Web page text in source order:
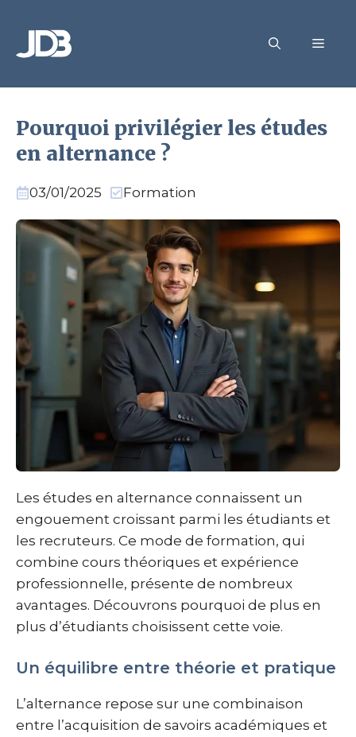
contenu
Pourquoi privilégier les études
en alternance ?
03/01/2025 Formation
Les études en alternance connaissent un
engouement croissant parmi les étudiants et
les recruteurs. Ce mode de formation, qui
combine cours théoriques et expérience
professionnelle, présente de nombreux
avantages. Découvrons pourquoi de plus en
plus d’étudiants choisissent cette voie.
Un équilibre entre théorie et pratique
L’alternance repose sur une combinaison
entre l’acquisition de savoirs académiques et